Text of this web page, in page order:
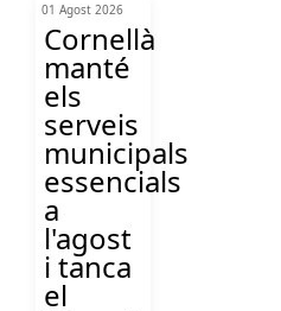
01 Agost 2026
Cornellà
manté
els
serveis
municipals
essencials
a
l'agost
i tanca
el